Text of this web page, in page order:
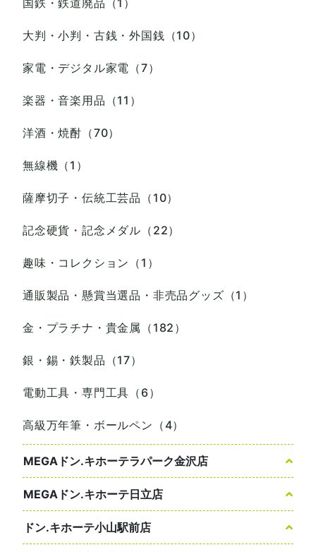
大判・小判・古銭・外国銭（10）
家電・デジタル家電（7）
楽器・音楽用品（11）
洋酒・焼酎（70）
無線機（1）
薩摩切子・伝統工芸品（10）
記念硬貨・記念メダル（22）
趣味・コレクション（1）
通販製品・懸賞当選品・非売品グッズ（1）
金・プラチナ・貴金属（182）
銀・錫・鉄製品（17）
電動工具・専門工具（6）
高級万年筆・ボールペン（4）
MEGAドン.キホーテラパーク金沢店
MEGAドン.キホーテ日立店
ドン.キホーテ小山駅前店